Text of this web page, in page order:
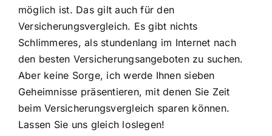
möglich ist. Das gilt auch für den
Versicherungsvergleich. Es gibt nichts
Schlimmeres, als stundenlang im Internet nach
den besten Versicherungsangeboten zu suchen.
Aber keine Sorge, ich werde Ihnen sieben
Geheimnisse präsentieren, mit denen Sie Zeit
beim Versicherungsvergleich sparen können.
Lassen Sie uns gleich loslegen!